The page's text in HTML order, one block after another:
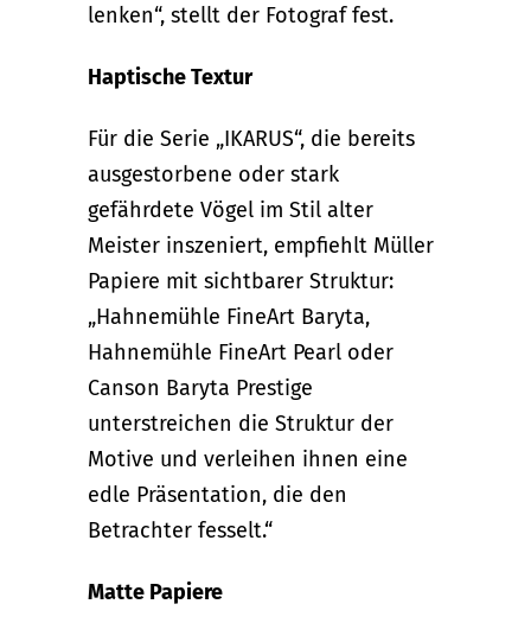
lenken“, stellt der Fotograf fest.
Haptische Textur
Für die Serie „IKARUS“, die bereits
ausgestorbene oder stark
gefährdete Vögel im Stil alter
Meister inszeniert, empfiehlt Müller
Papiere mit sichtbarer Struktur:
„Hahnemühle FineArt Baryta,
Hahnemühle FineArt Pearl oder
Canson Baryta Prestige
unterstreichen die Struktur der
Motive und verleihen ihnen eine
edle Präsentation, die den
Betrachter fesselt.“
Matte Papiere